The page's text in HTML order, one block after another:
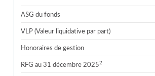
ASG du fonds
VLP (Valeur liquidative par part)
Honoraires de gestion
RFG au 31 décembre 20252